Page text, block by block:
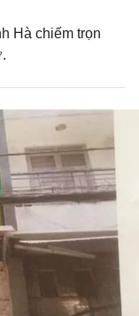
Hà chiếm trọn